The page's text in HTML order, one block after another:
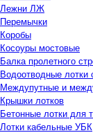
Лежни ЛЖ
Перемычки
Коробы
Косоуры мостовые
Балка пролетного
Водоотводные лотки
Междупутные и
Крышки лотков
Бетонные лотки для
Лотки кабельные УБК